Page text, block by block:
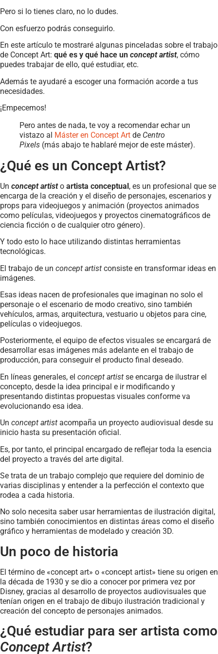
Pero si lo tienes claro, no lo dudes.
Con esfuerzo podrás conseguirlo.
En este artículo te mostraré algunas pinceladas sobre el trabajo
de Concept Art: qué es y qué hace un concept artist, cómo
puedes trabajar de ello, qué estudiar, etc.
Además te ayudaré a escoger una formación acorde a tus
necesidades.
¡Empecemos!
Pero antes de nada, te voy a recomendar echar un
vistazo al Máster en Concept Art de Centro
Pixels (más abajo te hablaré mejor de este máster).
¿Qué es un Concept Artist?
Un concept artisto artista conceptual, es un profesional que se
encarga de la creación y el diseño de personajes, escenarios y
props para videojuegos y animación (proyectos animados
como películas, videojuegos y proyectos cinematográficos de
ciencia ficción o de cualquier otro género).
Y todo esto lo hace utilizando distintas herramientas
tecnológicas.
El trabajo de un concept artist consiste en transformar ideas en
imágenes.
Esas ideas nacen de profesionales que imaginan no solo el
personaje o el escenario de modo creativo, sino también
vehículos, armas, arquitectura, vestuario u objetos para cine,
películas o videojuegos.
Posteriormente, el equipo de efectos visuales se encargará de
desarrollar esas imágenes más adelante en el trabajo de
producción, para conseguir el producto final deseado.
En líneas generales, el concept artist se encarga de ilustrar el
concepto, desde la idea principal e ir modificando y
presentando distintas propuestas visuales conforme va
evolucionando esa idea.
Un concept artist acompaña un proyecto audiovisual desde su
inicio hasta su presentación oficial.
Es, por tanto, el principal encargado de reflejar toda la esencia
del proyecto a través del arte digital.
Se trata de un trabajo complejo que requiere del dominio de
varias disciplinas y entender a la perfección el contexto que
rodea a cada historia.
No solo necesita saber usar herramientas de ilustración digital,
sino también conocimientos en distintas áreas como el diseño
gráfico y herramientas de modelado y creación 3D.
Un poco de historia
El término de «concept art» o «concept artist» tiene su origen en
la década de 1930 y se dio a conocer por primera vez por
Disney, gracias al desarrollo de proyectos audiovisuales que
tenían origen en el trabajo de dibujo ilustración tradicional y
creación del concepto de personajes animados.
¿Qué estudiar para ser artista como
Concept Artist?